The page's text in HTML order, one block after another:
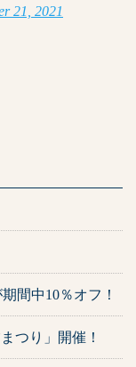
21, 2021
間中10％オフ！
つり」開催！